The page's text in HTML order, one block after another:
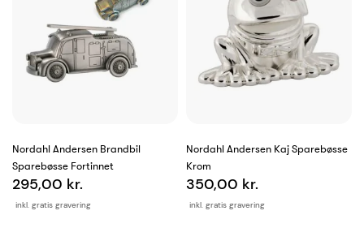
Nordahl Andersen Brandbil
Sparebøsse Fortinnet
inkl. gratis gravering
295,00 kr.
Nordahl Andersen Kaj Sparebøsse
Krom
inkl. gratis gravering
350,00 kr.